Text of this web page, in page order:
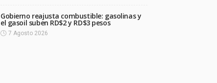
Gobierno reajusta combustible: gasolinas y
el gasoil suben RD$2 y RD$3 pesos
7 Agosto 2026